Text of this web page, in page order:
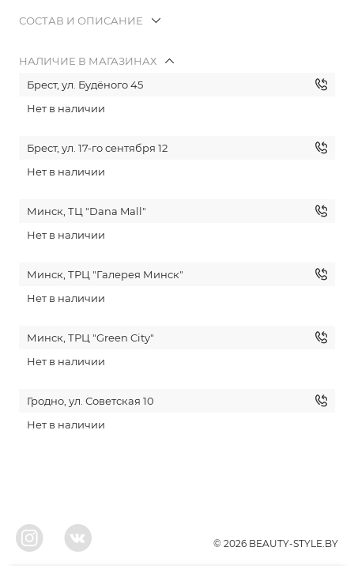
СОСТАВ И ОПИСАНИЕ
НАЛИЧИЕ В МАГАЗИНАХ
Брест, ул. Будёного 45
Нет в наличии
Брест, ул. 17-го сентября 12
Нет в наличии
Минск, ТЦ "Dana Mall"
Нет в наличии
Минск, ТРЦ "Галерея Минск"
Нет в наличии
Минск, ТРЦ "Green City"
Нет в наличии
Гродно, ул. Советская 10
Нет в наличии
© 2026 BEAUTY-STYLE.BY